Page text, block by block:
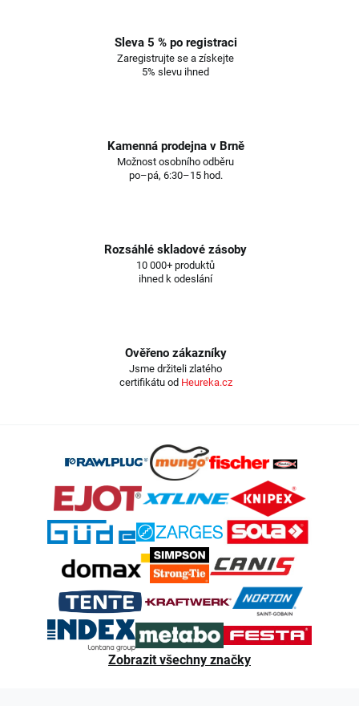
Sleva 5 % po registraci
Zaregistrujte se a získejte
5% slevu ihned
Kamenná prodejna v Brně
Možnost osobního odběru
po–pá, 6:30–15 hod.
Rozsáhlé skladové zásoby
10 000+ produktů
ihned k odeslání
Ověřeno zákazníky
Jsme držiteli zlatého
certifikátu od Heureka.cz
Zobrazit všechny značky